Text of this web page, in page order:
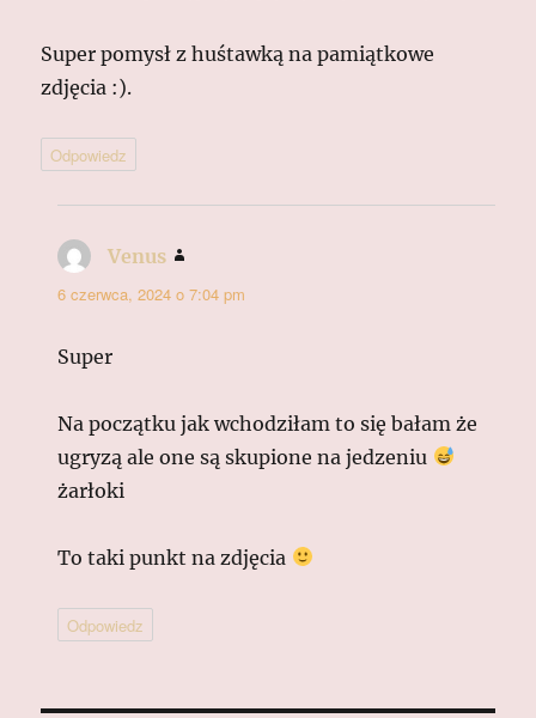
Super pomysł z huśtawką na pamiątkowe
zdjęcia :).
Odpowiedz
Venus
6 czerwca, 2024 o 7:04 pm
Super
Na początku jak wchodziłam to się bałam że
ugryzą ale one są skupione na jedzeniu
żarłoki
To taki punkt na zdjęcia
Odpowiedz